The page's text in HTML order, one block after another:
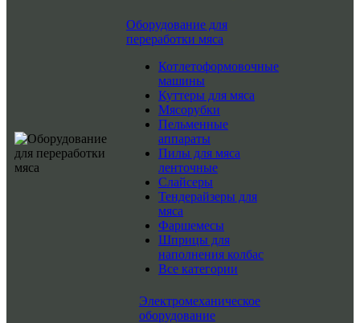
Оборудование для
переработки мяса
Котлетоформовочные
машины
Куттеры для мяса
Мясорубки
Пельменные
аппараты
Пилы для мяса
ленточные
Слайсеры
Тендерайзеры для
мяса
Фаршемесы
Шприцы для
наполнения колбас
Все категории
Электромеханическое
оборудование